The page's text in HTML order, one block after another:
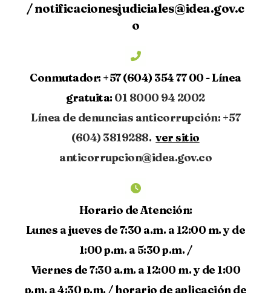
/notificacionesjudiciales@idea.gov.c
o
Conmutador: +57 (604) 354 77 00 -Línea
gratuita: 01 8000 94 2002
Línea de denuncias anticorrupción: +57
(604) 3819288.ver sitio
anticorrupcion@idea.gov.co
Horario de Atención:
Lunes a jueves de 7:30 a.m. a 12:00 m. y de
1:00 p.m. a 5:30 p.m. /
Viernes de 7:30 a.m. a 12:00 m. y de 1:00
p.m. a 4:30 p.m. /horario de aplicación de